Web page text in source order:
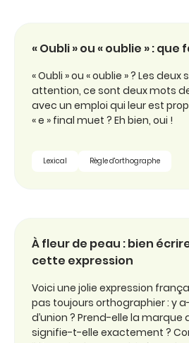
« Oubli » ou « oublie » :
« Oubli » ou « oublie » ? Les
attention, ce sont deux mots
avec un emploi qui leur est
« e » final muet ? Eh bien, oui !
Lexical Règle d'orthographe
À fleur de peau : bien
cette expression
Voici une jolie expression
pas toujours orthographier : y
d’union ? Prend-elle la marque
signifie-t-elle exactement ?